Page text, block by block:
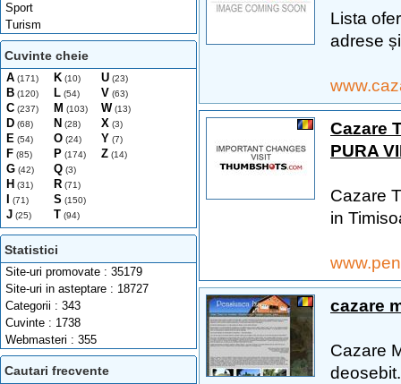
Sport
Turism
Cuvinte cheie
A (171)
B (120)
C (237)
D (68)
E (54)
F (85)
G (42)
H (31)
(71)
J (25)
K (10)
L (54)
M (103)
N (28)
O (24)
P (174)
Q (3)
R (71)
S (150)
T (94)
U (23)
V (63)
W (13)
X (3)
Y (7)
Z (14)
Statistici
Site-uri promovate : 35179
Site-uri in asteptare : 18727
Categorii : 343
Cuvinte : 1738
Webmasteri : 355
Cautari frecvente
Lista
adrese
Cazare
PURA
Cazare
in
cazare
Cazare
deosebit.